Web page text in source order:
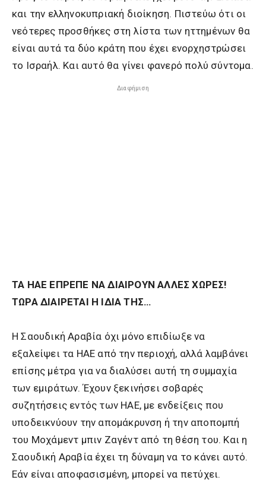
και την ελληνοκυπριακή διοίκηση. Πιστεύω ότι οι
νεότερες προσθήκες στη λίστα των ηττημένων θα
είναι αυτά τα δύο κράτη που έχει ενορχηστρώσει
το Ισραήλ. Και αυτό θα γίνει φανερό πολύ σύντομα.
Διαφήμιση
ΤΑ ΗΑΕ ΕΠΡΕΠΕ ΝΑ ΔΙΑΙΡΟΥΝ ΑΛΛΕΣ ΧΩΡΕΣ!
ΤΩΡΑ ΔΙΑΙΡΕΤΑΙ Η ΙΔΙΑ ΤΗΣ…
Η Σαουδική Αραβία όχι μόνο επιδίωξε να
εξαλείψει τα ΗΑΕ από την περιοχή, αλλά λαμβάνει
επίσης μέτρα για να διαλύσει αυτή τη συμμαχία
των εμιράτων. Έχουν ξεκινήσει σοβαρές
συζητήσεις εντός των ΗΑΕ, με ενδείξεις που
υποδεικνύουν την απομάκρυνση ή την αποπομπή
του Μοχάμεντ μπιν Ζαγέντ από τη θέση του. Και η
Σαουδική Αραβία έχει τη δύναμη να το κάνει αυτό.
Εάν είναι αποφασισμένη, μπορεί να πετύχει.